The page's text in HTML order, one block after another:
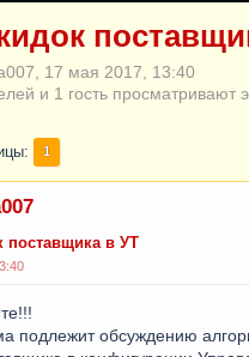
17 мая 2017, 13:40
и 1 гость просматривают
1
поставщика в УТ
подлежит обсуждению